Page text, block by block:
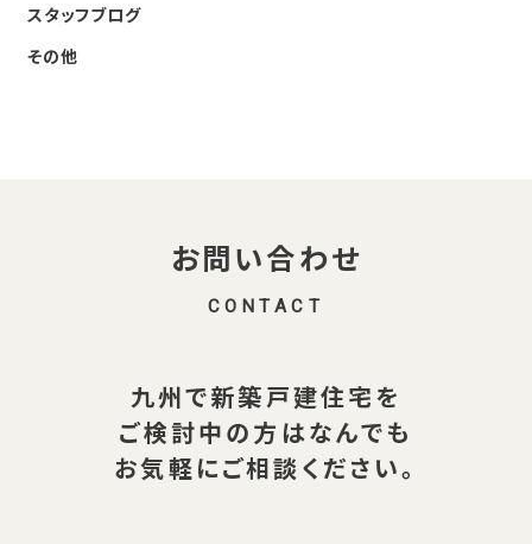
スタッフブログ
その他
お問い合わせ
CONTACT
九州で新築戸建住宅を
ご検討中の方はなんでも
お気軽にご相談ください。